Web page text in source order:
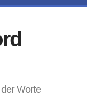
Worte